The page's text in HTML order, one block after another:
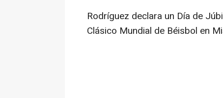
Rodríguez declara un Día de
Clásico Mundial de Béisbol en